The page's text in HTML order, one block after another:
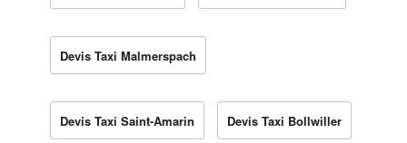
Devis Taxi Malmerspach
Devis Taxi Saint-Amarin Devis Taxi Bollwiller